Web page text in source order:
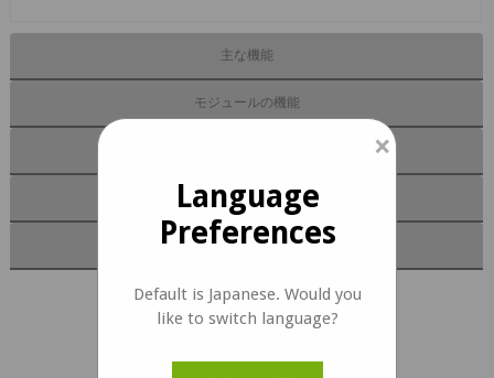
主な機能
モジュールの機能
ドキュメント
キットの内容
e-CAM24_CUXVRドキュメント
×
Language
Preferences
Default is Japanese. Would you
like to switch language?